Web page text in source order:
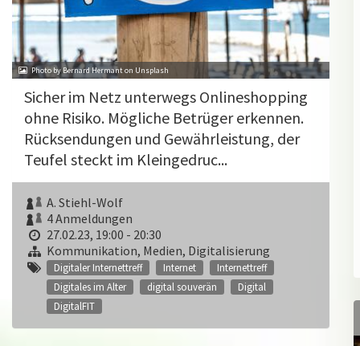
Photo by Bernard Hermant on Unsplash
Sicher im Netz unterwegs Onlineshopping
ohne Risiko. Mögliche Betrüger erkennen.
Rücksendungen und Gewährleistung, der
Teufel steckt im Kleingedruc...
A. Stiehl-Wolf
4 Anmeldungen
27.02.23, 19:00 - 20:30
Kommunikation, Medien, Digitalisierung
Digitaler Internettreff Internet
Internettreff
Digitales im Alter
digital souverän
Digital
DigitalFIT